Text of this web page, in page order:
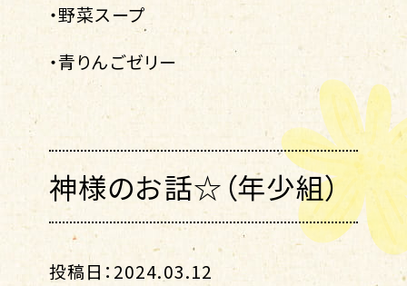
・野菜スープ
・青りんごゼリー
神様のお話☆（年少組）
投稿日：2024.03.12